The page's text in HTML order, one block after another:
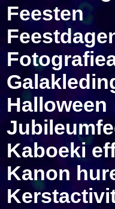
Feesten
Fotografie
Halloween
Kaboeki
Kanon